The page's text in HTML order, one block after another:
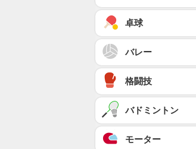
卓球
バレー
格闘技
バドミントン
モーター